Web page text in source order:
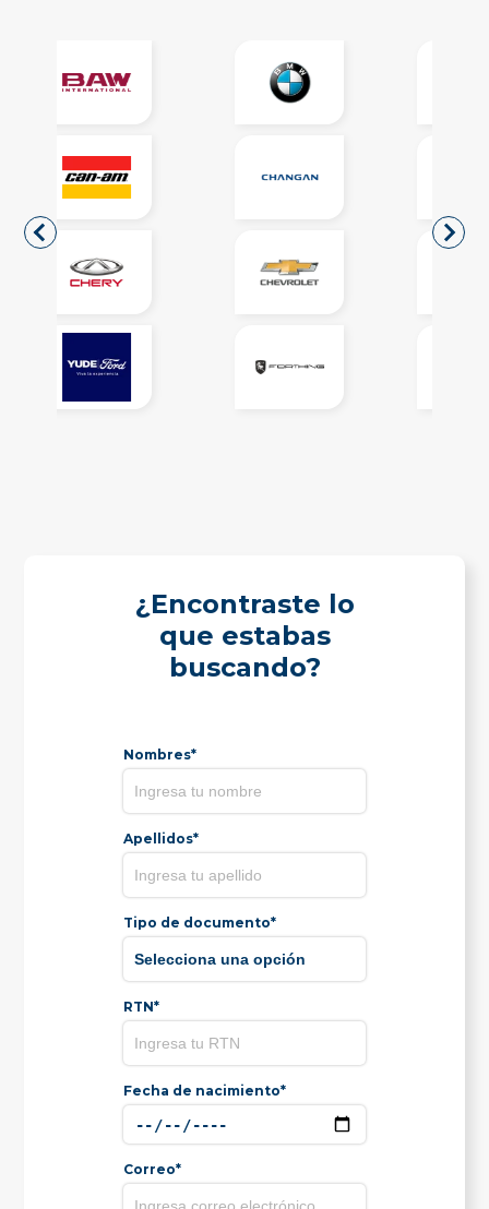
¿Encontraste lo
que estabas
buscando?
Nombres*
Apellidos*
Tipo de documento*
RTN*
Fecha de nacimiento*
Correo*